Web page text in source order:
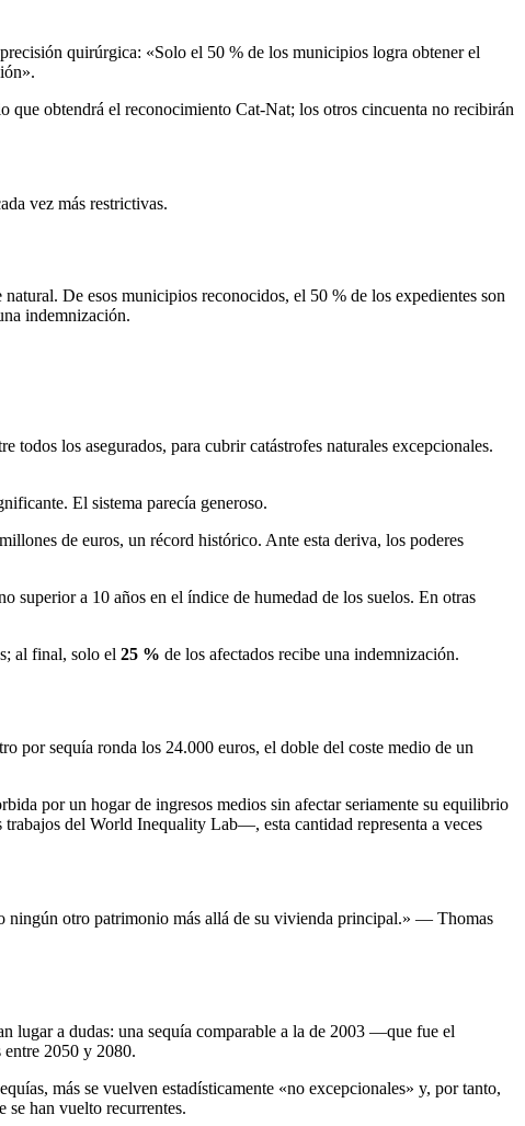
quirúrgica: «Solo el 50 % de los municipios logra obtener el
obtendrá el reconocimiento Cat-Nat; los otros cincuenta no recibirán
vez más restrictivas.
De esos municipios reconocidos, el 50 % de los expedientes son
indemnización.
los asegurados, para cubrir catástrofes naturales excepcionales.
El sistema parecía generoso.
de euros, un récord histórico. Ante esta deriva, los poderes
a 10 años en el índice de humedad de los suelos. En otras
al final, solo el 25 % de los afectados recibe una indemnización.
por sequía ronda los 24.000 euros, el doble del coste medio de un
por un hogar de ingresos medios sin afectar seriamente su equilibrio
del World Inequality Lab—, esta cantidad representa a veces
ningún otro patrimonio más allá de su vivienda principal.» — Thomas
lugar a dudas: una sequía comparable a la de 2003 —que fue el
entre 2050 y 2080.
más se vuelven estadísticamente «no excepcionales» y, por tanto,
se han vuelto recurrentes.